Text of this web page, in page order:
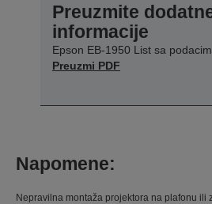
Preuzmite
informacije
Epson EB-1950 List sa
Preuzmi PDF
Napomene:
Nepravilna montaža projektora na plafonu ili